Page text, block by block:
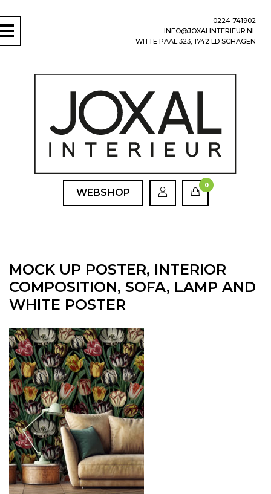
0224 741902
INFO@JOXALINTERIEUR.NL
WITTE PAAL 323, 1742 LD SCHAGEN
WEBSHOP
0
MOCK UP POSTER, INTERIOR
COMPOSITION, SOFA, LAMP AND
WHITE POSTER